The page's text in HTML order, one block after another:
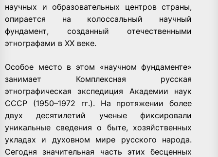
научных и образовательных центров страны,
опирается на колоссальный научный
фундамент, созданный отечественными
этнографами в XX веке.
Особое место в этом «научном фундаменте»
занимает Комплексная русская
этнографическая экспедиция Академии наук
СССР (1950–1972 гг.). На протяжении более
двух десятилетий ученые фиксировали
уникальные сведения о быте, хозяйственных
укладах и духовном мире русского народа.
Сегодня значительная часть этих бесценных